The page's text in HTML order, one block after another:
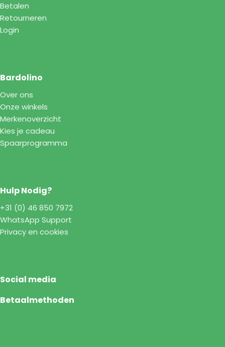
Betalen
Retourneren
Login
Bardolino
Over ons
Onze winkels
Merkenoverzicht
Kies je cadeau
Spaarprogramma
Hulp Nodig?
+31 (0) 46 850 7972
WhatsApp Support
Privacy en cookies
Social media
Betaalmethoden